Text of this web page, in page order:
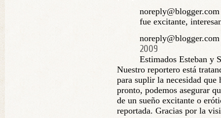
fue excitante,
2009
Estimados Esteban y
Nuestro reportero está
para suplir la necesidad
pronto, podemos asegurar
de un sueño excitante o
reportada. Gracias por la